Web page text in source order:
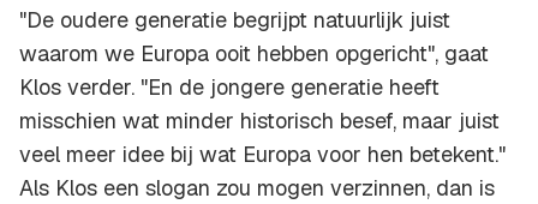
"De oudere generatie begrijpt natuurlijk juist
waarom we Europa ooit hebben opgericht", gaat
Klos verder. "En de jongere generatie heeft
misschien wat minder historisch besef, maar juist
veel meer idee bij wat Europa voor hen betekent."
Als Klos een slogan zou mogen verzinnen, dan is